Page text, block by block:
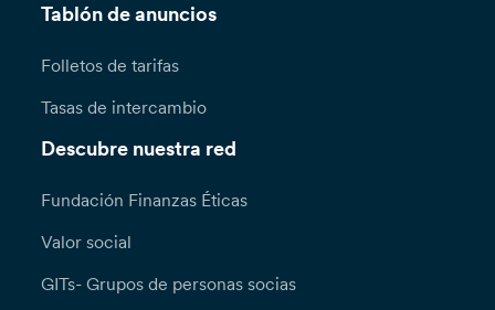
Tablón de anuncios
Folletos de tarifas
Tasas de intercambio
Descubre nuestra red
Fundación Finanzas Éticas
Valor social
GITs- Grupos de personas socias